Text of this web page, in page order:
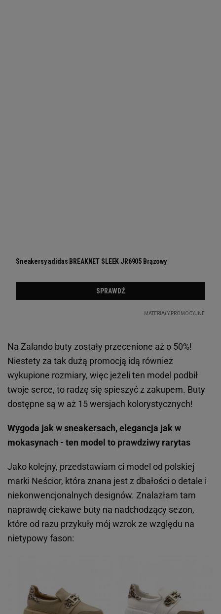
Na Zalando buty zostały przecenione aż o 50%!
Niestety za tak dużą promocją idą również
wykupione rozmiary, więc jeżeli ten model podbił
twoje serce, to radzę się spieszyć z zakupem. Buty
dostępne są w aż 15 wersjach kolorystycznych!
Wygoda jak w sneakersach, elegancja jak w
mokasynach - ten model to prawdziwy rarytas
Jako kolejny, przedstawiam ci model od polskiej
marki Neścior, która znana jest z dbałości o detale i
niekonwencjonalnych designów. Znalazłam tam
naprawdę ciekawe buty na nadchodzący sezon,
które od razu przykuły mój wzrok ze względu na
nietypowy fason: